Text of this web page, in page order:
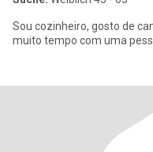
Sou cozinheiro, gosto de
muito tempo com uma